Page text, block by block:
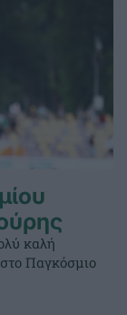
καλή
Παγκόσμιο